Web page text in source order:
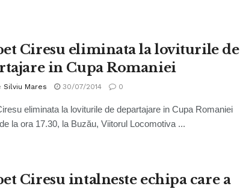
Ciresu eliminata la loviturile de
in Cupa Romaniei
Silviu Mares 30/07/2014 0
eliminata la loviturile de departajare in Cupa Romaniei
la ora 17.30, la Buzău, Viitorul Locomotiva ...
Ciresu intalneste echipa care a